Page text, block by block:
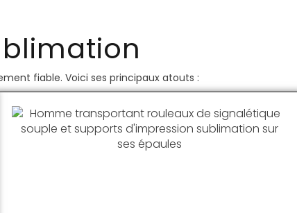
fiable. Voici ses principaux atouts :